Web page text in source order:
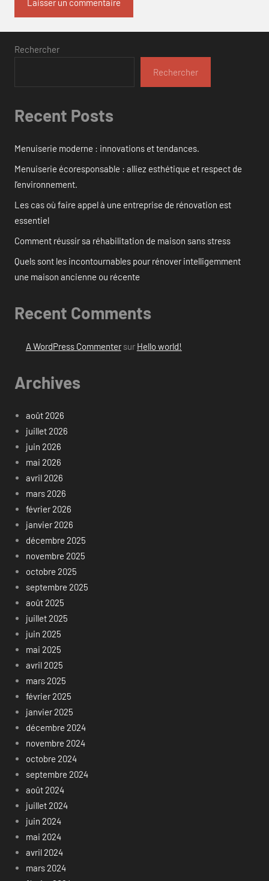
Rechercher
Rechercher
Recent Posts
Menuiserie moderne : innovations et tendances.
Menuiserie écoresponsable : alliez esthétique et respect de
l’environnement.
Les cas où faire appel à une entreprise de rénovation est
essentiel
Comment réussir sa réhabilitation de maison sans stress
Quels sont les incontournables pour rénover intelligemment
une maison ancienne ou récente
Recent Comments
A WordPress Commentersur Hello world!
Archives
août 2026
juillet 2026
juin 2026
mai 2026
avril 2026
mars 2026
février 2026
janvier 2026
décembre 2025
novembre 2025
octobre 2025
septembre 2025
août 2025
juillet 2025
juin 2025
mai 2025
avril 2025
mars 2025
février 2025
janvier 2025
décembre 2024
novembre 2024
octobre 2024
septembre 2024
août 2024
juillet 2024
juin 2024
mai 2024
avril 2024
mars 2024